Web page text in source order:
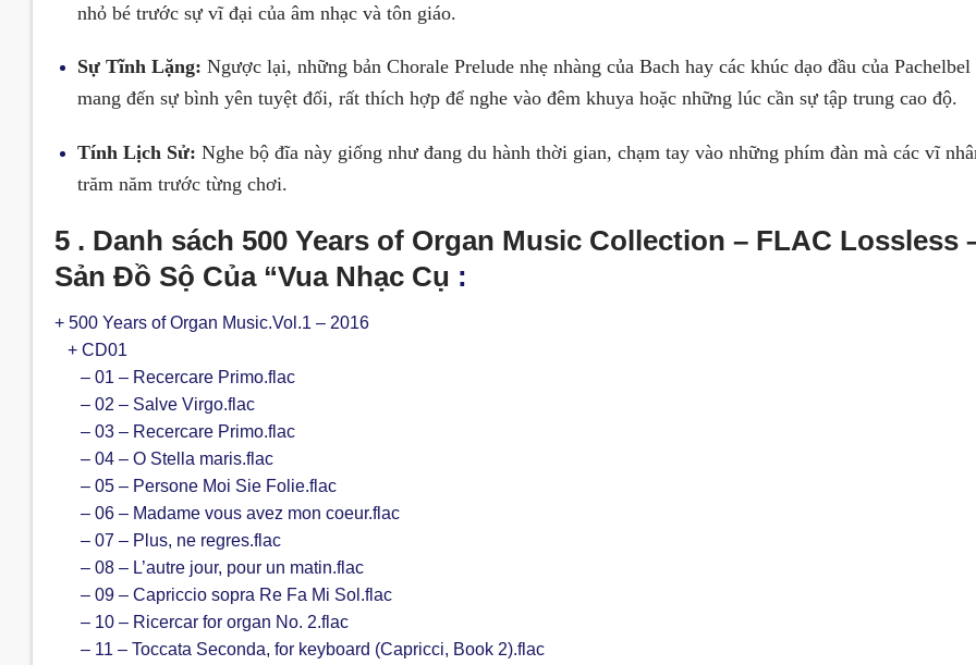
nhỏ bé trước sự vĩ đại của âm nhạc và tôn giáo.
Sự Tĩnh Lặng: Ngược lại, những bản Chorale Prelude nhẹ nhàng của Bach hay các khúc dạo đầu của
mang đến sự bình yên tuyệt đối, rất thích hợp để nghe vào đêm khuya hoặc những lúc cần sự tập trung cao độ.
Tính Lịch Sử: Nghe bộ đĩa này giống như đang du hành thời gian, chạm tay vào những phím đàn mà các vĩ
trăm năm trước từng chơi.
5 . Danh sách 500 Years of Organ Music Collection – FLAC Lossless
Sản Đồ Sộ Của “Vua Nhạc Cụ :
+ 500 Years of Organ Music.Vol.1 – 2016
+ CD01
– 01 – Recercare Primo.flac
– 02 – Salve Virgo.flac
– 03 – Recercare Primo.flac
– 04 – O Stella maris.flac
– 05 – Persone Moi Sie Folie.flac
– 06 – Madame vous avez mon coeur.flac
– 07 – Plus, ne regres.flac
– 08 – L’autre jour, pour un matin.flac
– 09 – Capriccio sopra Re Fa Mi Sol.flac
– 10 – Ricercar for organ No. 2.flac
– 11 – Toccata Seconda, for keyboard (Capricci, Book 2).flac